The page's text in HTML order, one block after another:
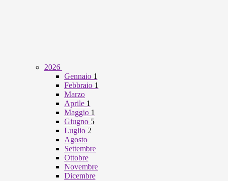
2026
Gennaio 1
Febbraio 1
Marzo
Aprile 1
Maggio 1
Giugno 5
Luglio 2
Agosto
Settembre
Ottobre
Novembre
Dicembre